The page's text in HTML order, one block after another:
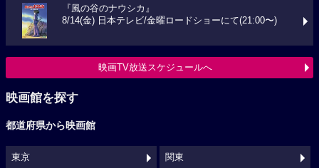
『風の谷のナウシカ』
8/14(金) 日本テレビ/金曜ロードショーにて(21:00〜)
映画TV放送スケジュールへ
映画館を探す
都道府県から映画館
東京 関東